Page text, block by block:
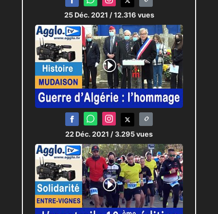
25 Déc. 2021 / 12.316 vues
22 Déc. 2021 / 3.295 vues